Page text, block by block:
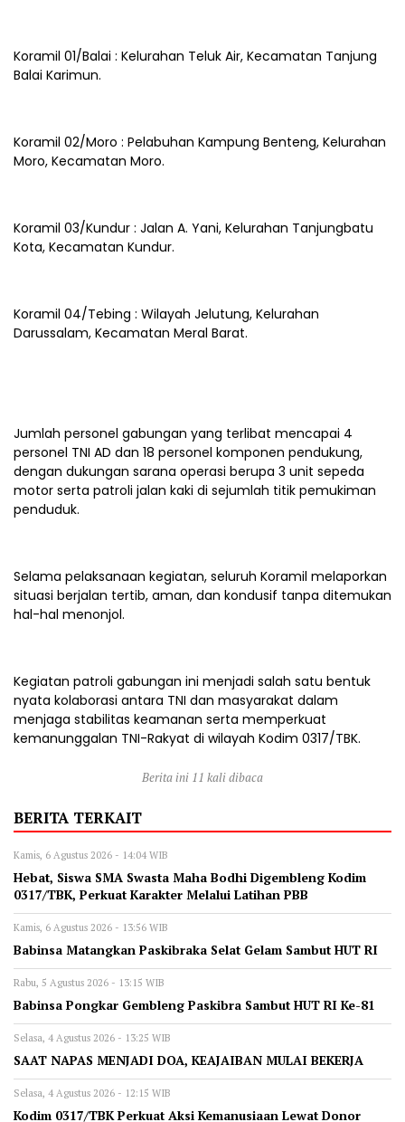
Koramil 01/Balai : Kelurahan Teluk Air, Kecamatan Tanjung
Balai Karimun.
Koramil 02/Moro : Pelabuhan Kampung Benteng, Kelurahan
Moro, Kecamatan Moro.
Koramil 03/Kundur : Jalan A. Yani, Kelurahan Tanjungbatu
Kota, Kecamatan Kundur.
Koramil 04/Tebing : Wilayah Jelutung, Kelurahan
Darussalam, Kecamatan Meral Barat.
Jumlah personel gabungan yang terlibat mencapai 4
personel TNI AD dan 18 personel komponen pendukung,
dengan dukungan sarana operasi berupa 3 unit sepeda
motor serta patroli jalan kaki di sejumlah titik pemukiman
penduduk.
Selama pelaksanaan kegiatan, seluruh Koramil melaporkan
situasi berjalan tertib, aman, dan kondusif tanpa ditemukan
hal-hal menonjol.
Kegiatan patroli gabungan ini menjadi salah satu bentuk
nyata kolaborasi antara TNI dan masyarakat dalam
menjaga stabilitas keamanan serta memperkuat
kemanunggalan TNI-Rakyat di wilayah Kodim 0317/TBK.
Berita ini 11 kali dibaca
BERITA TERKAIT
Kamis, 6 Agustus 2026 - 14:04 WIB
Hebat, Siswa SMA Swasta Maha Bodhi Digembleng Kodim
0317/TBK, Perkuat Karakter Melalui Latihan PBB
Kamis, 6 Agustus 2026 - 13:56 WIB
Babinsa Matangkan Paskibraka Selat Gelam Sambut HUT RI
Rabu, 5 Agustus 2026 - 13:15 WIB
Babinsa Pongkar Gembleng Paskibra Sambut HUT RI Ke-81
Selasa, 4 Agustus 2026 - 13:25 WIB
SAAT NAPAS MENJADI DOA, KEAJAIBAN MULAI BEKERJA
Selasa, 4 Agustus 2026 - 12:15 WIB
Kodim 0317/TBK Perkuat Aksi Kemanusiaan Lewat Donor